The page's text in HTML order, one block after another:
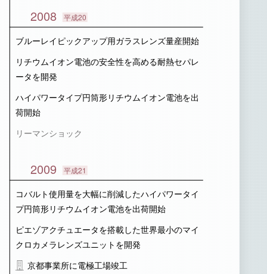
2008 平成20
ブルーレイピックアップ用ガラスレンズ量産開始
リチウムイオン電池の安全性を高める耐熱セパレ
ータを開発
ハイパワータイプ円筒形リチウムイオン電池を出
荷開始
リーマンショック
2009 平成21
コバルト使用量を大幅に削減したハイパワータイ
プ円筒形リチウムイオン電池を出荷開始
ピエゾアクチュエータを搭載した世界最小のマイ
クロカメラレンズユニットを開発
京都事業所に電極工場竣工